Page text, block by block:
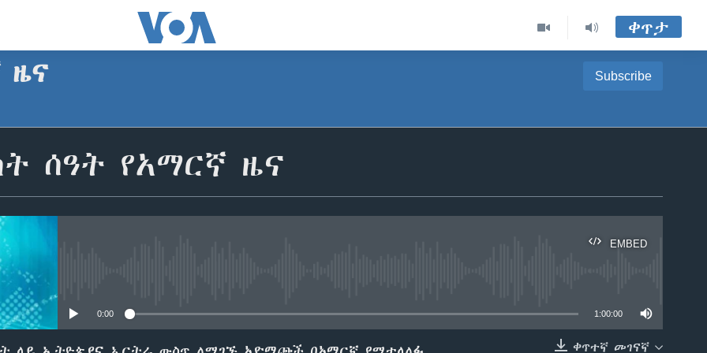
ቀጥታ
ዜና Subscribe
ሰዓት የአማርኛ ዜና
EMBED
0:00 1:00:00
ቀጥተኛ መገናኛ